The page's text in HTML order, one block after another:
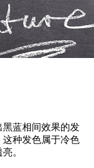
黑蓝相间效果的发
种发色属于冷色
。